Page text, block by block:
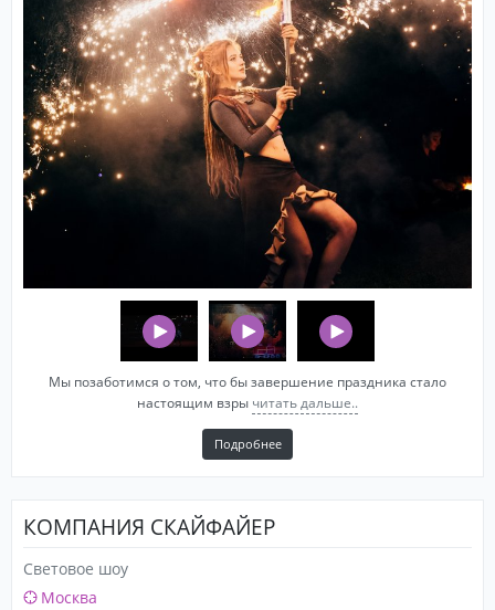
Мы позаботимся о том, что бы завершение праздника стало
настоящим взры читать дальше..
Подробнее
КОМПАНИЯ СКАЙФАЙЕР
Световое шоу
Москва